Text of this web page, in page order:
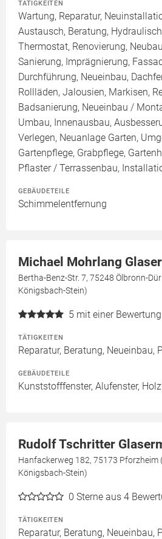
TÄTIGKEITEN
Wartung, Reparatur,
Austausch, Beratung,
Thermostat, Renovierung,
Sanierung, Imprägnierung,
Durchführung, Neueinbau,
Rollläden, Jalousien, Markisen,
Badsanierung, Neueinbau /
Umbau, Innenausbau,
Verlegen, Neuanlage Garten,
Gartenpflege, Grabpflege,
Pflaster / Terrassenbau,
GEBÄUDETEILE
Schimmelentfernung
Michael Mohrlang
Bertha-Benz-Str. 7, 75248 Ölbronn-
Königsbach-Stein)
5 mit einer Bewertung
TÄTIGKEITEN
Reparatur, Beratung, Neueinbau,
GEBÄUDETEILE
Kunststofffenster, Alufenster,
Rudolf Tschritter
Hanfackerweg 182, 75173 Pforzheim
Königsbach-Stein)
0 Sterne aus 4
TÄTIGKEITEN
Reparatur, Beratung, Neueinbau,